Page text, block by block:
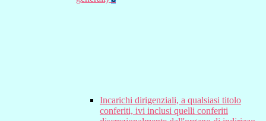
Incarichi dirigenziali, a qualsiasi titolo
conferiti, ivi inclusi quelli conferiti